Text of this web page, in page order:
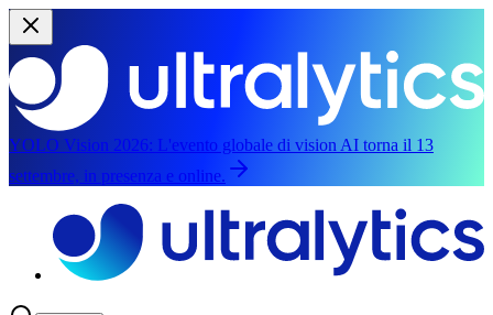
YOLO Vision 2026: L'evento globale di vision AI torna il 13
settembre, in presenza e online.